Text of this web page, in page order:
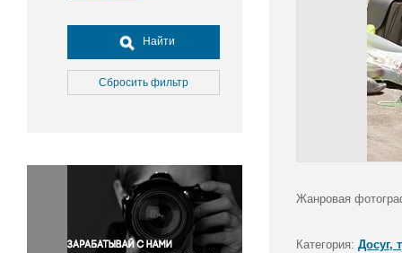
Досуг, туризм и отдых
Культура
Медицина
Окружающая среда
Политика
Правосудие
Происшествия и конфликты
Найти
Сбросить фильтр
Жанровая
Категория: Досуг,